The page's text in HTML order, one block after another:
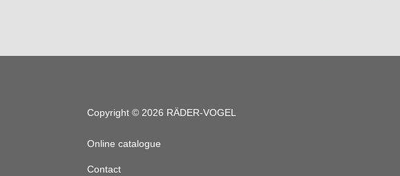
Copyright © 2026 RÄDER-VOGEL
Online catalogue
Contact